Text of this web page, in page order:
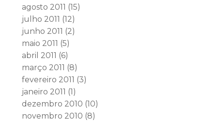
agosto 2011 (15)
julho 2011 (12)
junho 2011 (2)
maio 2011 (5)
abril 2011 (6)
março 2011 (8)
fevereiro 2011 (3)
janeiro 2011 (1)
dezembro 2010 (10)
novembro 2010 (8)